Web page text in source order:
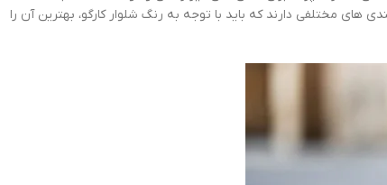
های مختلفی دارند که باید با توجه به رنگ شلوار کارگو، بهترین آن را